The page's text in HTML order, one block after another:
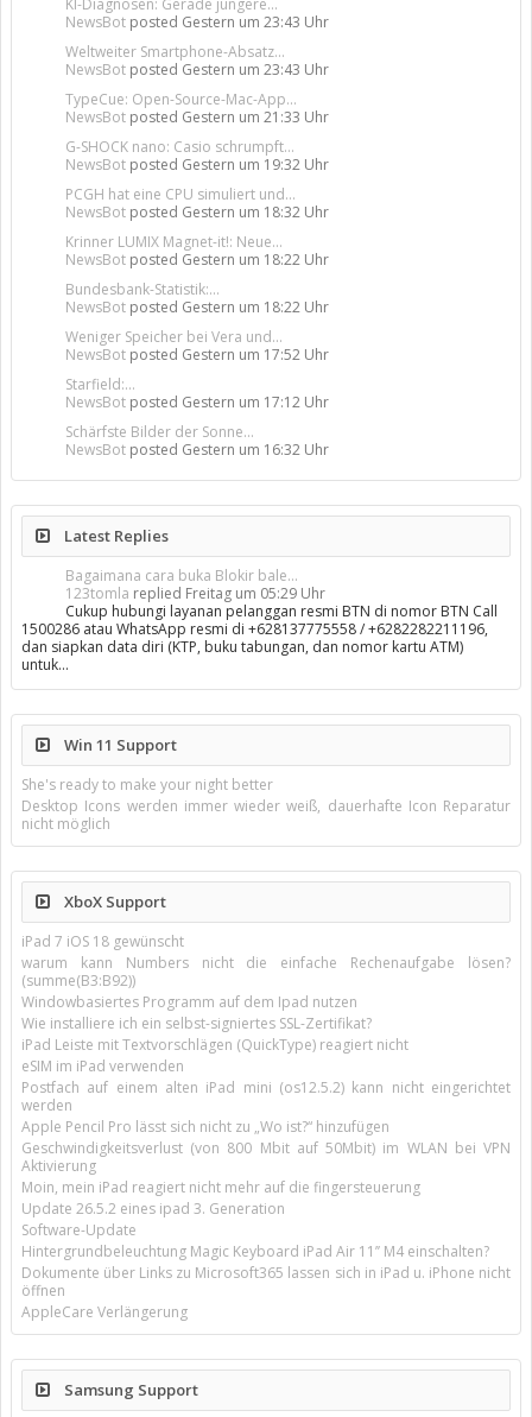
KI-Diagnosen: Gerade jüngere...
NewsBot posted Gestern um 23:43 Uhr
Weltweiter Smartphone-Absatz...
NewsBot posted Gestern um 23:43 Uhr
TypeCue: Open-Source-Mac-App...
NewsBot posted Gestern um 21:33 Uhr
G-SHOCK nano: Casio schrumpft...
NewsBot posted Gestern um 19:32 Uhr
PCGH hat eine CPU simuliert und...
NewsBot posted Gestern um 18:32 Uhr
Krinner LUMIX Magnet-it!: Neue...
NewsBot posted Gestern um 18:22 Uhr
Bundesbank-Statistik:...
NewsBot posted Gestern um 18:22 Uhr
Weniger Speicher bei Vera und...
NewsBot posted Gestern um 17:52 Uhr
Starfield:...
NewsBot posted Gestern um 17:12 Uhr
Schärfste Bilder der Sonne...
NewsBot posted Gestern um 16:32 Uhr
Latest Replies
Bagaimana cara buka Blokir bale...
123tomla replied Freitag um 05:29 Uhr
Cukup hubungi layanan pelanggan resmi BTN di nomor BTN Call
1500286 atau WhatsApp resmi di +628137775558 / +6282282211196,
dan siapkan data diri (KTP, buku tabungan, dan nomor kartu ATM)
untuk…
Win 11 Support
She's ready to make your night better
Desktop Icons werden immer wieder weiß, dauerhafte Icon Reparatur
nicht möglich
XboX Support
iPad 7 iOS 18 gewünscht
warum kann Numbers nicht die einfache Rechenaufgabe lösen?
(summe(B3:B92))
Windowbasiertes Programm auf dem Ipad nutzen
Wie installiere ich ein selbst-signiertes SSL-Zertifikat?
iPad Leiste mit Textvorschlägen (QuickType) reagiert nicht
eSIM im iPad verwenden
Postfach auf einem alten iPad mini (os12.5.2) kann nicht eingerichtet
werden
Apple Pencil Pro lässt sich nicht zu „Wo ist?“ hinzufügen
Geschwindigkeitsverlust (von 800 Mbit auf 50Mbit) im WLAN bei VPN
Aktivierung
Moin, mein iPad reagiert nicht mehr auf die fingersteuerung
Update 26.5.2 eines ipad 3. Generation
Software-Update
Hintergrundbeleuchtung Magic Keyboard iPad Air 11’’ M4 einschalten?
Dokumente über Links zu Microsoft365 lassen sich in iPad u. iPhone nicht
öffnen
AppleCare Verlängerung
Samsung Support